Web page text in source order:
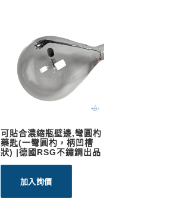
可貼合濃縮瓶壁邊,彎圓杓
藥匙(一彎圓杓，柄凹槽
狀) |德國RSG不鏽鋼出品
加入詢價